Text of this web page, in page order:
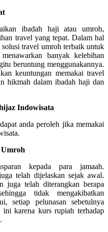
ibadah haji atau umroh,
travel yang tepat. Dalam hal
travel umroh terbaik untuk
banyak kelebihan
beruntung menggunakannya.
keuntungan memakai travel
hikmah dalam ibadah haji dan
Indowisata
anda peroleh jika memakai
Umroh
kepada para jamaah.
telah dijelaskan sejak awal.
juga telah diterangkan berapa
tidak mengakibatkan
setiap pelunasan sebetulnya
karena kurs rupiah terhadap